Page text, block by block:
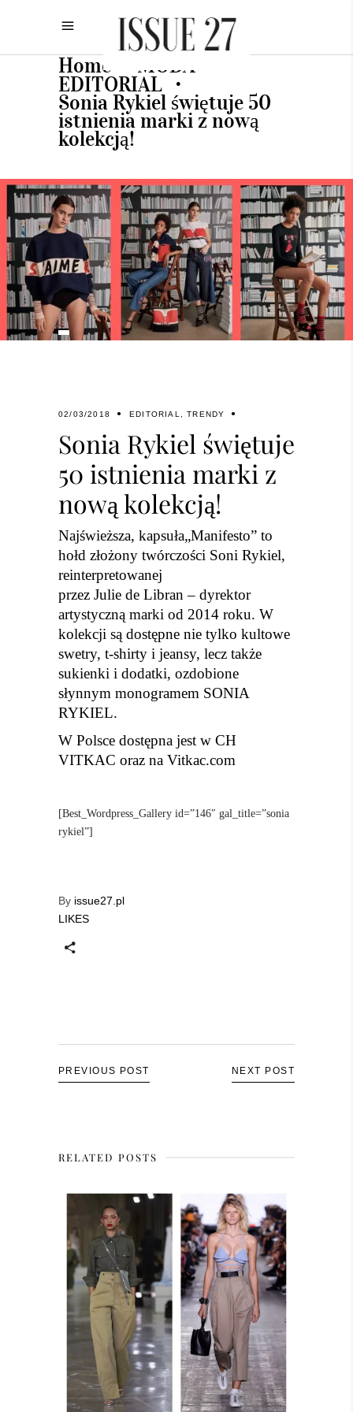
Home MODA
EDITORIAL •
Sonia Rykiel świętuje 50
istnienia marki z nową
kolekcją!
02/03/2018 EDITORIAL,TRENDY
Sonia Rykiel świętuje
50 istnienia marki z
nową kolekcją!
Najświeższa, kapsuła„Manifesto” to
hołd złożony twórczości Soni Rykiel,
reinterpretowanej
przez Julie de Libran – dyrektor
artystyczną marki od 2014 roku. W
kolekcji są dostępne nie tylko kultowe
swetry, t-shirty i jeansy, lecz także
sukienki i dodatki, ozdobione
słynnym monogramem SONIA
RYKIEL.
W Polsce dostępna jest w CH
VITKAC oraz na Vitkac.com
[Best_Wordpress_Gallery id=”146″ gal_title=”sonia
rykiel”]
By issue27.pl
LIKES
PREVIOUS POST NEXT POST
RELATED POSTS